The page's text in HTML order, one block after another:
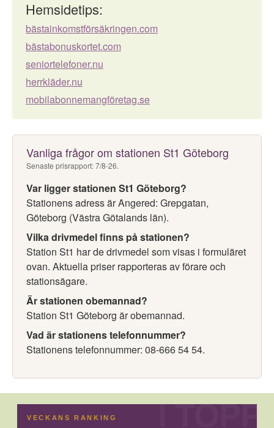
Hemsidetips:
bästainkomstförsäkringen.com
bästabonuskortet.com
seniortelefoner.nu
herrkläder.nu
mobilabonnemangföretag.se
Vanliga frågor om stationen St1 Göteborg
Senaste prisrapport: 7/8-26.
Var ligger stationen St1 Göteborg?
Stationens adress är Angered: Grepgatan,
Göteborg (Västra Götalands län).
Vilka drivmedel finns på stationen?
Station St1 har de drivmedel som visas i formuläret
ovan. Aktuella priser rapporteras av förare och
stationsägare.
Är stationen obemannad?
Station St1 Göteborg är obemannad.
Vad är stationens telefonnummer?
Stationens telefonnummer: 08-666 54 54.
VECKANS RANKING